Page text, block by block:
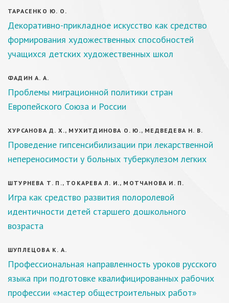
ТАРАСЕНКО Ю. О.
Декоративно-прикладное искусство как средство
формирования художественных способностей
учащихся детских художественных школ
ФАДИН А. А.
Проблемы миграционной политики стран
Европейского Союза и России
ХУРСАНОВА Д. Х., МУХИТДИНОВА О. Ю., МЕДВЕДЕВА Н. В.
Проведение гипсенсибилизации при лекарственной
непереносимости у больных туберкулезом легких
ШТУРНЕВА Т. П., ТОКАРЕВА Л. И., МОТЧАНОВА И. П.
Игра как средство развития полоролевой
идентичности детей старшего дошкольного
возраста
ШУПЛЕЦОВА К. А.
Профессиональная направленность уроков русского
языка при подготовке квалифицированных рабочих
профессии «мастер общестроительных работ»